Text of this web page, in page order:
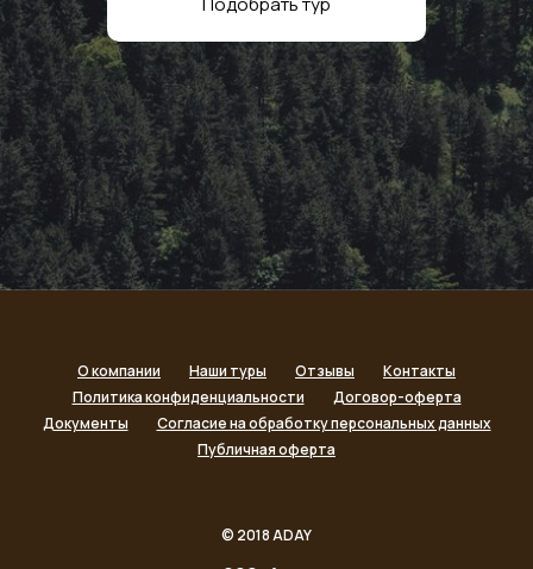
О компании Наши туры Отзывы
Контакты
Политика конфиденциальности
Договор-оферта
Документы
Согласие на обработку персональных данных
Публичная оферта
© 2018 ADAY